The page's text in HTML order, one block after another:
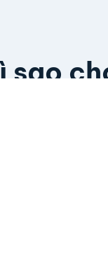
sao